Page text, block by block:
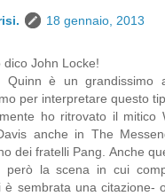
18 gennaio, 2013
dico John Locke!
Quinn è un grandissimo
per interpretare questo
ho ritrovato il mitico
anche in The
dei fratelli Pang. Anche
però la scena in cui
è sembrata una citazione-